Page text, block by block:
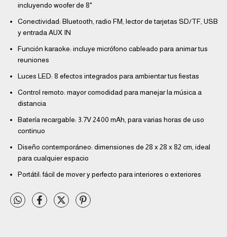
incluyendo woofer de 8"
Conectividad: Bluetooth, radio FM, lector de tarjetas SD/TF, USB
y entrada AUX IN
Función karaoke: incluye micrófono cableado para animar tus
reuniones
Luces LED: 8 efectos integrados para ambientar tus fiestas
Control remoto: mayor comodidad para manejar la música a
distancia
Batería recargable: 3.7V 2400 mAh, para varias horas de uso
continuo
Diseño contemporáneo: dimensiones de 28 x 28 x 82 cm, ideal
para cualquier espacio
Portátil: fácil de mover y perfecto para interiores o exteriores